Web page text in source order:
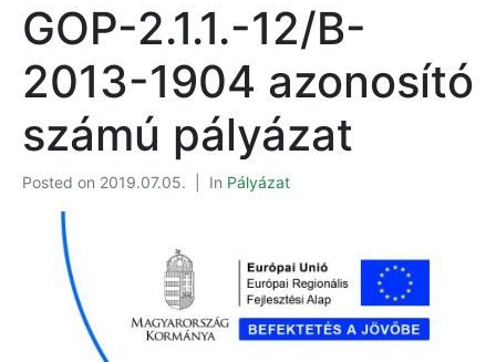
GOP-2.1.1.-12/B-
2013-1904 azonosító
számú pályázat
Posted on 2019.07.05. In Pályázat